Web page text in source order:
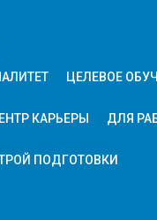
ЦЕЛЕВОЕ
КАРЬЕРЫ ДЛЯ
ПОДГОТОВКИ